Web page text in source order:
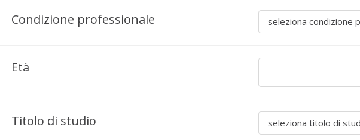
Condizione professionale seleziona condizione
Età
Titolo di studio seleziona titolo di